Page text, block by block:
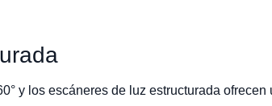
y los escáneres de luz estructurada ofrecen